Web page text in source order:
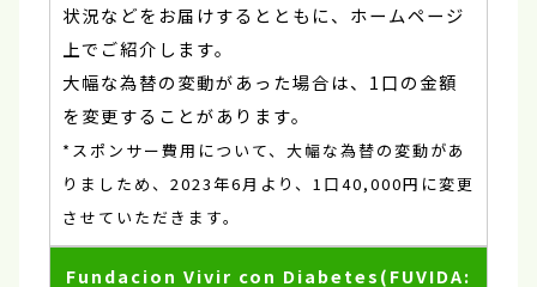
状況などをお届けするとともに、ホームページ
上でご紹介します。
大幅な為替の変動があった場合は、1口の金額
を変更することがあります。
*スポンサー費用について、大幅な為替の変動があ
りましため、2023年6月より、1口40,000円に変更
させていただきます。
Fundacion Vivir con Diabetes(FUVIDA: